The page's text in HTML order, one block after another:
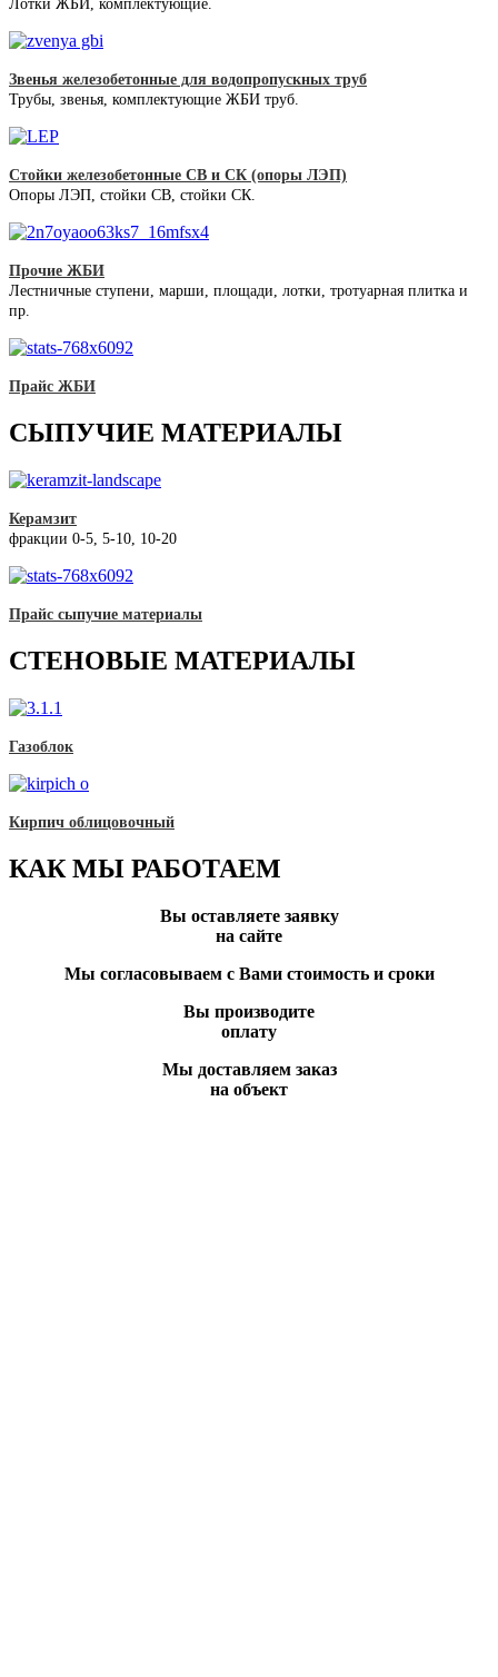
Лотки ЖБИ, комплектующие.
Звенья железобетонные для водопропускных труб
Трубы, звенья, комплектующие ЖБИ труб.
Стойки железобетонные СВ и СК (опоры ЛЭП)
Опоры ЛЭП, стойки СВ, стойки СК.
Прочие ЖБИ
Лестничные ступени, марши, площади, лотки, тротуарная плитка и
пр.
Прайс ЖБИ
СЫПУЧИЕ МАТЕРИАЛЫ
Керамзит
фракции 0-5, 5-10, 10-20
Прайс сыпучие материалы
СТЕНОВЫЕ МАТЕРИАЛЫ
Газоблок
Кирпич облицовочный
КАК МЫ РАБОТАЕМ
Вы оставляете заявку
на сайте
Мы согласовываем с Вами стоимость и сроки
Вы производите
оплату
Мы доставляем заказ
на объект